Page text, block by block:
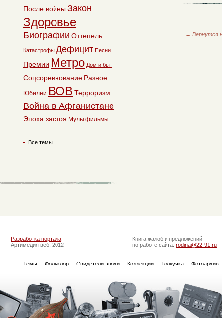
← Вернутся
После войны Закон
Здоровье
Биографии Оттепель
Катастрофы Дефицит Песни
Премии Метро Дом и быт
Соцсоревнование Разное
Юбилеи ВОВ Терроризм
Война в Афганистане
Эпоха застоя Мультфильмы
Все темы
Разработка портала
Артимедия веб, 2012
Книга жалоб и предложений
по работе сайта: rodina@22-91.ru
Темы Фольклор Свидетели эпохи Коллекции Толкучка Фотоархив